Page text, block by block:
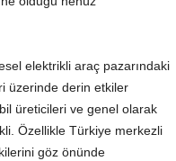
elektrikli araç pazarındaki
üzerinde derin etkiler
üreticileri ve genel olarak
Özellikle Türkiye merkezli
göz önünde